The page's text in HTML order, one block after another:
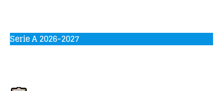
Serie A 2026-2027